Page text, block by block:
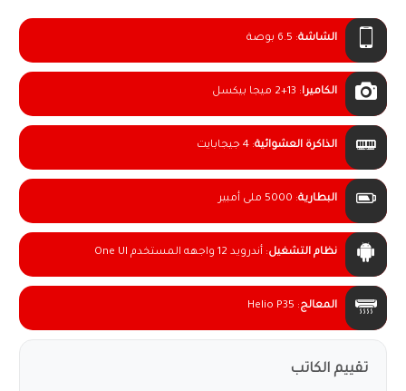
الشاشة: 6.5 بوصة
الكاميرا: 2+13 ميجا بيكسل
الذاكرة العشوائية:4 جيجابايت
البطارية: 5000 ملى أمبير
نظام التشغيل: أندرويد 12 واجهه المستخدم One UI
المعالج:
Helio P35
تقييم الكاتب